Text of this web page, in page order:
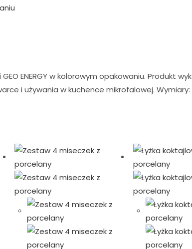
ENERGY w kolorowym opakowaniu. Produkt
i używania w kuchence mikrofalowej.